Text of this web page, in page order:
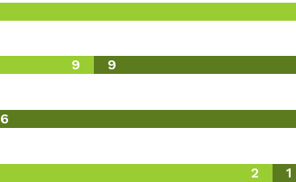
9 9
6
2 1